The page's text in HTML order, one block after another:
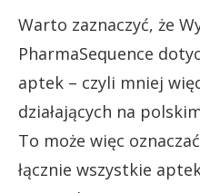
Warto zaznaczyć, że
PharmaSequence
aptek – czyli mniej
działających na
To może więc
łącznie wszystkie